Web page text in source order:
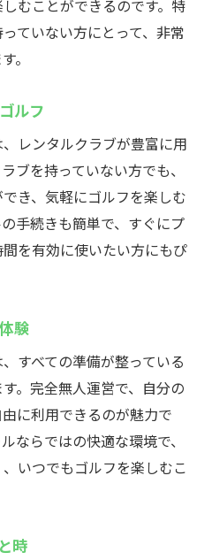
むことができるのです。特
ていない方にとって、非常
。
ルフ
レンタルクラブが豊富に用
ブを持っていない方でも、
き、気軽にゴルフを楽しむ
手続きも簡単で、すぐにプ
を有効に使いたい方にもぴ
験
すべての準備が整っている
。完全無人運営で、自分の
に利用できるのが魅力で
ならではの快適な環境で、
いつでもゴルフを楽しむこ
時